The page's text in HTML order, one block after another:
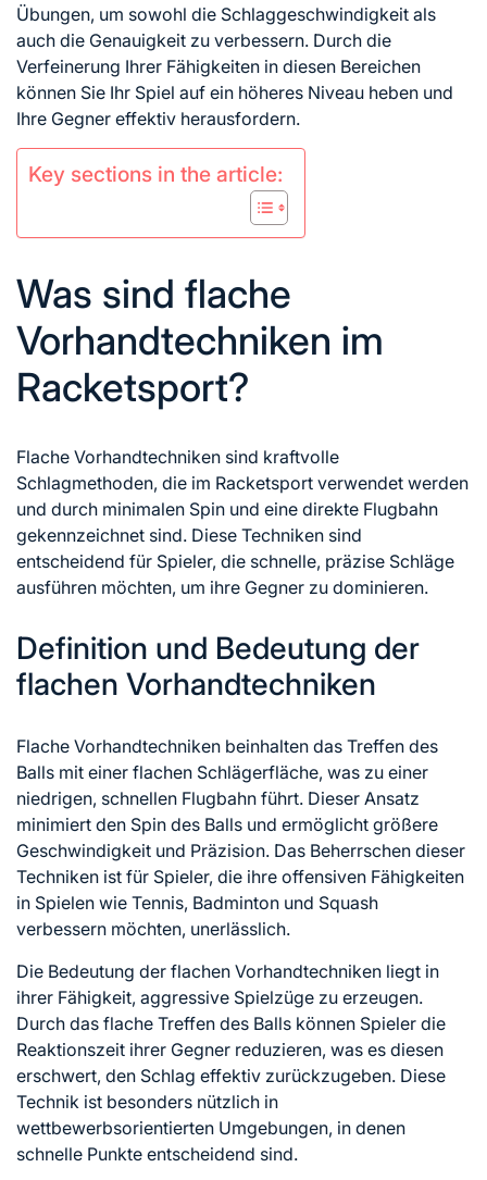
Übungen, um sowohl die Schlaggeschwindigkeit als
auch die Genauigkeit zu verbessern. Durch die
Verfeinerung Ihrer Fähigkeiten in diesen Bereichen
können Sie Ihr Spiel auf ein höheres Niveau heben und
Ihre Gegner effektiv herausfordern.
Key sections in the article:
Was sind flache
Vorhandtechniken im
Racketsport?
Flache Vorhandtechniken sind kraftvolle
Schlagmethoden, die im Racketsport verwendet werden
und durch minimalen Spin und eine direkte Flugbahn
gekennzeichnet sind. Diese Techniken sind
entscheidend für Spieler, die schnelle, präzise Schläge
ausführen möchten, um ihre Gegner zu dominieren.
Definition und Bedeutung der
flachen Vorhandtechniken
Flache Vorhandtechniken beinhalten das Treffen des
Balls mit einer flachen Schlägerfläche, was zu einer
niedrigen, schnellen Flugbahn führt. Dieser Ansatz
minimiert den Spin des Balls und ermöglicht größere
Geschwindigkeit und Präzision. Das Beherrschen dieser
Techniken ist für Spieler, die ihre offensiven Fähigkeiten
in Spielen wie Tennis, Badminton und Squash
verbessern möchten, unerlässlich.
Die Bedeutung der flachen Vorhandtechniken liegt in
ihrer Fähigkeit, aggressive Spielzüge zu erzeugen.
Durch das flache Treffen des Balls können Spieler die
Reaktionszeit ihrer Gegner reduzieren, was es diesen
erschwert, den Schlag effektiv zurückzugeben. Diese
Technik ist besonders nützlich in
wettbewerbsorientierten Umgebungen, in denen
schnelle Punkte entscheidend sind.